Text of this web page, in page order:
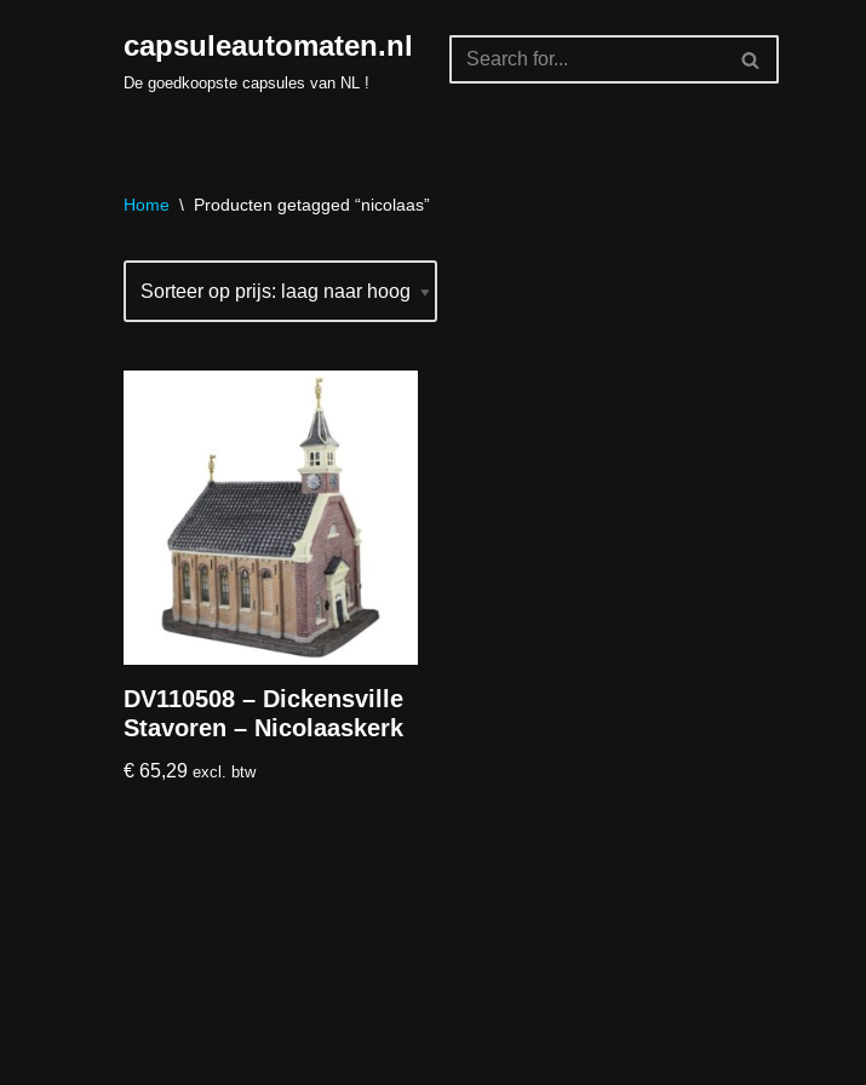
capsuleautomaten.nl
De goedkoopste capsules van NL !
Home \ Producten getagged “nicolaas”
DV110508 – Dickensville
Stavoren – Nicolaaskerk
€ 65,29 excl. btw